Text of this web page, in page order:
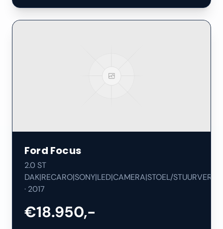
Ford Focus
2.0 ST
DAK|RECARO|SONY|LED|CAMERA|STOEL/STUURVERW|
· 2017
€18.950,-